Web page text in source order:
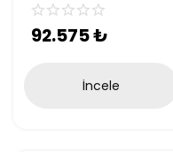
92.575₺
İncele